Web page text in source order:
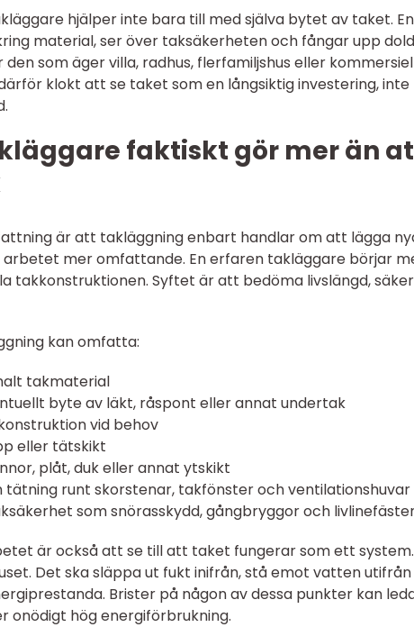
hjälper inte bara till med själva bytet av taket.
material, ser över taksäkerheten och fångar upp
som äger villa, radhus, flerfamiljshus eller
klokt att se taket som en långsiktig investering,
faktiskt gör mer än
är att takläggning enbart handlar om att lägga
mer omfattande. En erfaren takläggare börjar
takkonstruktionen. Syftet är att bedöma livslängd,
kan omfatta:
takmaterial
byte av läkt, råspont eller annat undertak
vid behov
eller tätskikt
plåt, duk eller annat ytskikt
tätning runt skorstenar, takfönster och ventilationshuvar
som snörasskydd, gångbryggor och
är också att se till att taket fungerar som ett
Det ska släppa ut fukt inifrån, stå emot vatten
Brister på någon av dessa punkter kan
onödigt hög energiförbrukning.